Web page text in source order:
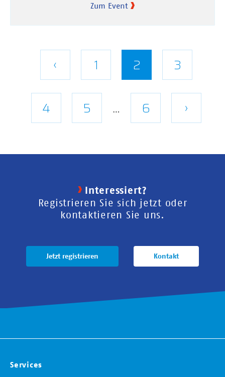
Zum Event
Seitennummerierung
Vorherige
Seite
‹ Seite
1
Aktuelle
Seite
2 Seite
3
Seite
4 Seite
5 …
Letzte
6 ›
Interessiert?
Registrieren Sie sich jetzt oder
kontaktieren Sie uns.
Jetzt registrieren Kontakt
Services